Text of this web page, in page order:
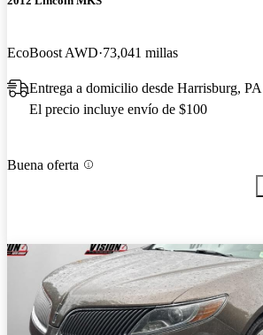
EcoBoost AWD 73,041 millas
Entrega a domicilio desde Harrisburg, PA
El precio incluye envío de $100
Buena oferta